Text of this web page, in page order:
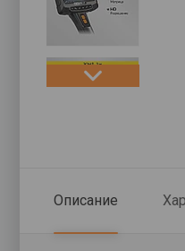
Описание